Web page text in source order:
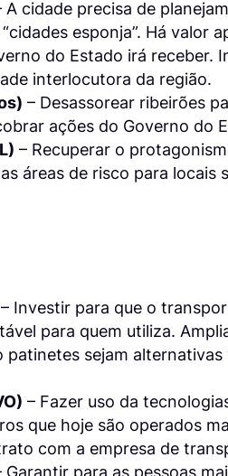
A cidade precisa de
esponja”. Há valor
do Estado irá
interlocutora da região.
– Desassorear ribeirões
ações do Governo do
– Recuperar o
áreas de risco para
– Investir para que o
para quem utiliza.
sejam
– Fazer uso da
que hoje são operados
com a empresa de
Garantir para as pessoas